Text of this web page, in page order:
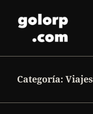
Categoría:Viajes